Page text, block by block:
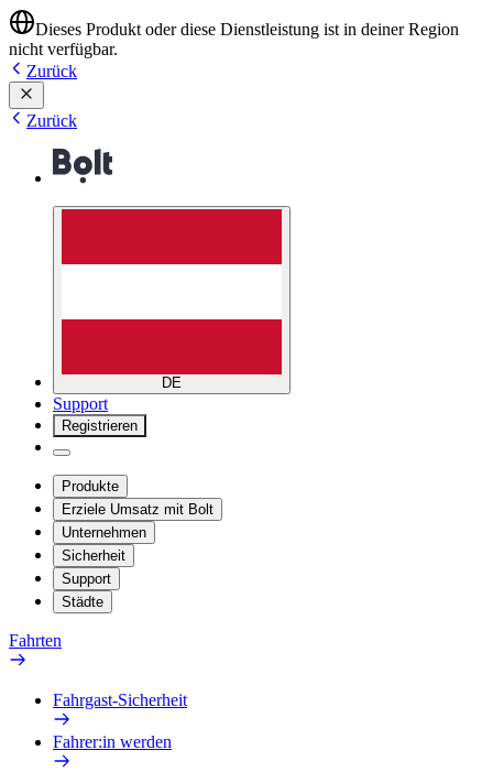
Dieses Produkt oder diese Dienstleistung ist in deiner Region
nicht verfügbar.
Zurück
Zurück
DE
Support
Registrieren
Produkte
Erziele Umsatz mit Bolt
Unternehmen
Sicherheit
Support
Städte
Fahrten
Fahrgast-Sicherheit
Fahrer:in werden